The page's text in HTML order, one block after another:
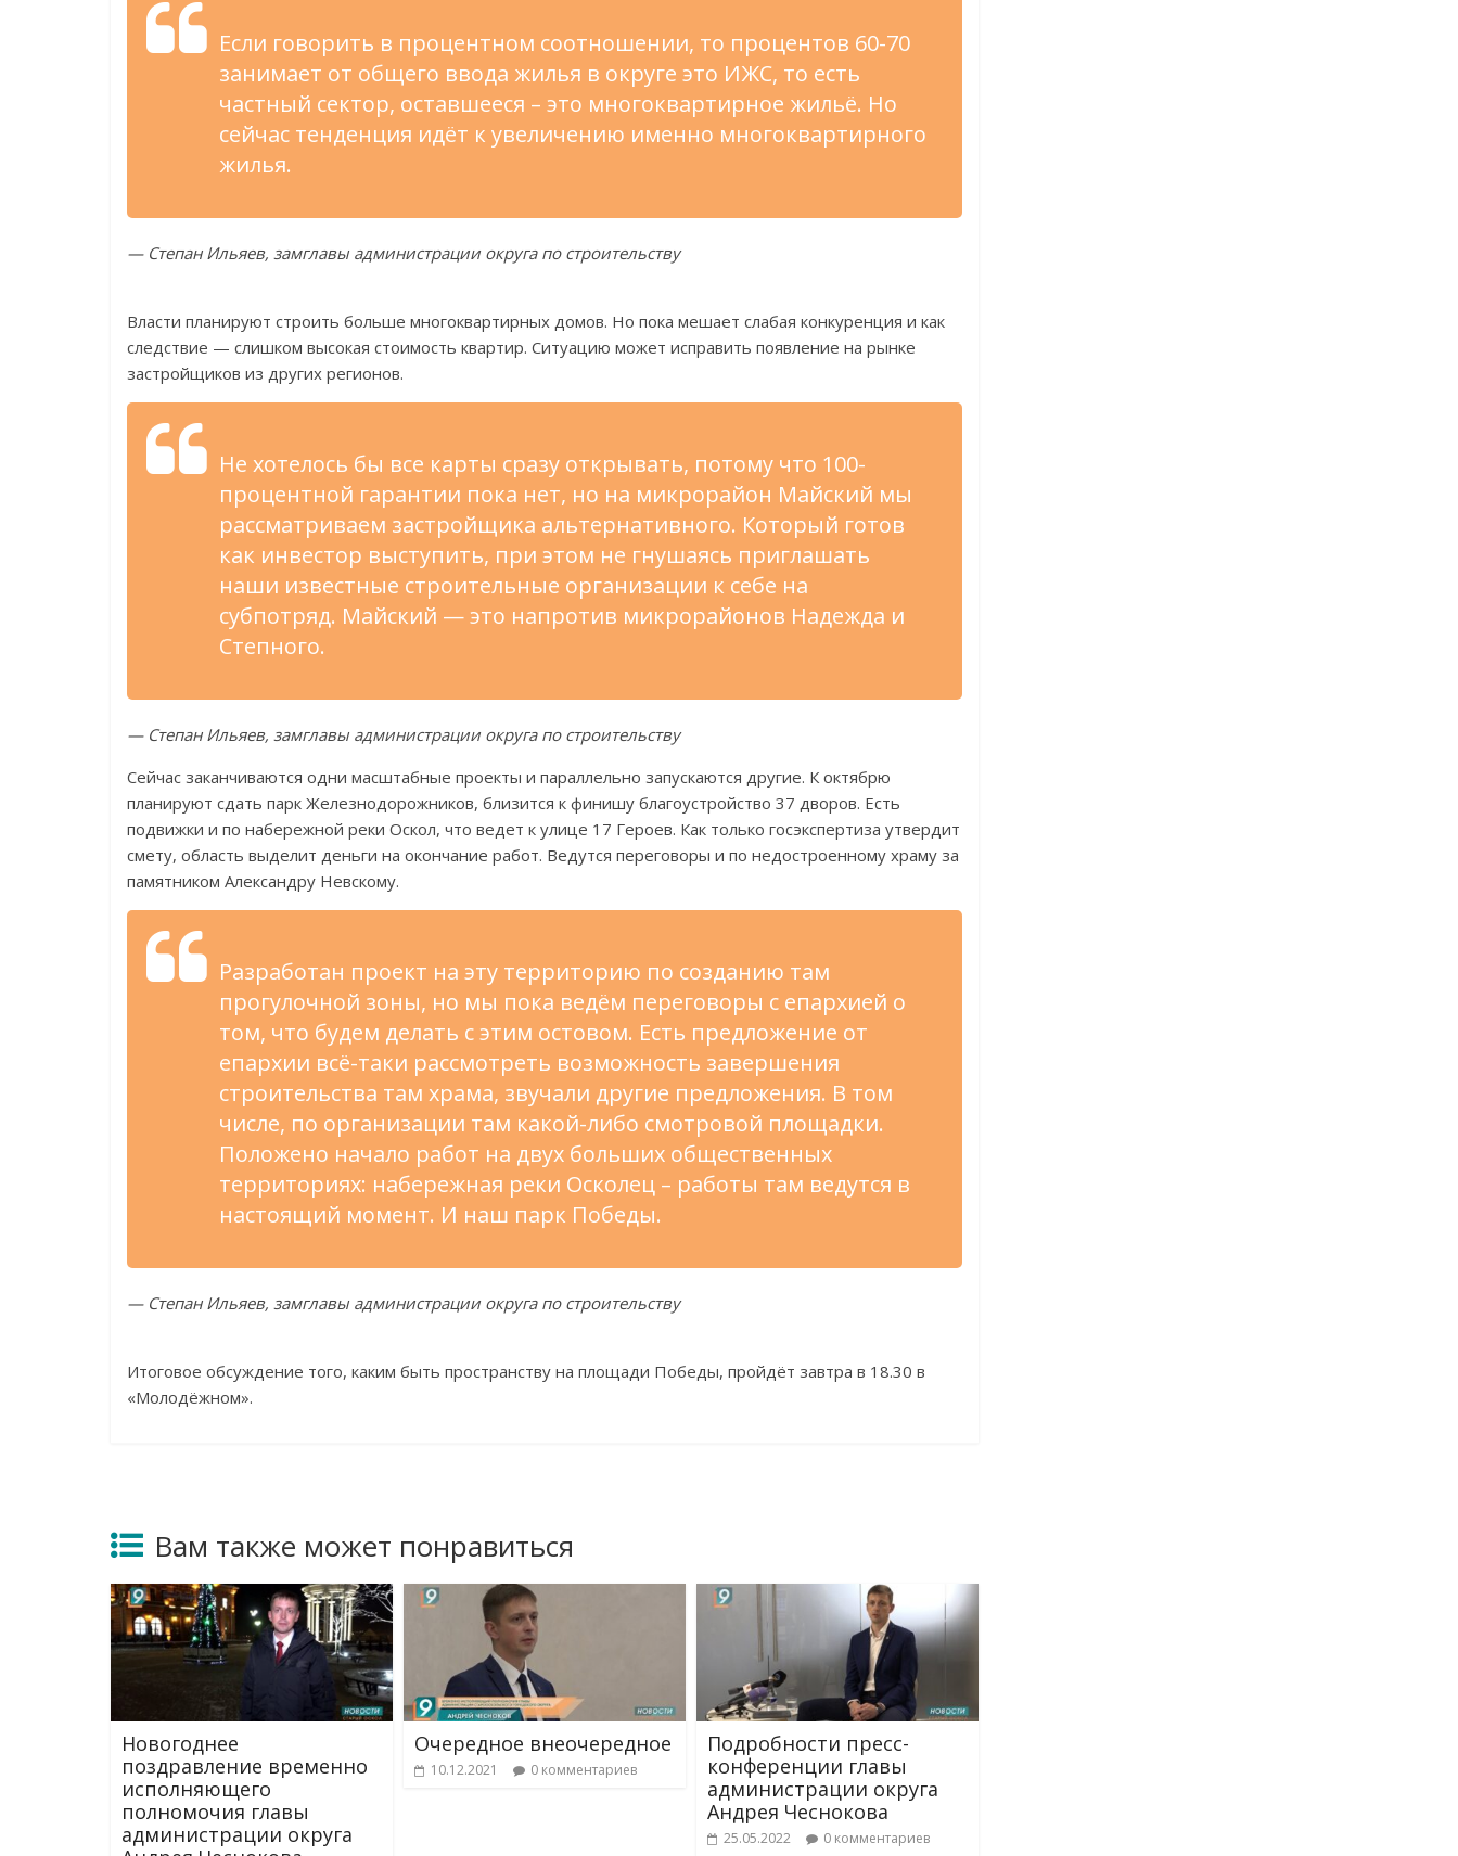
Если говорить в процентном соотношении, то процентов 60-70
занимает от общего ввода жилья в округе это ИЖС, то есть
частный сектор, оставшееся – это многоквартирное жильё. Но
сейчас тенденция идёт к увеличению именно многоквартирного
жилья.
— Степан Ильяев, замглавы администрации округа по строительству
Власти планируют строить больше многоквартирных домов. Но пока мешает слабая конкуренция и как
следствие — слишком высокая стоимость квартир. Ситуацию может исправить появление на рынке
застройщиков из других регионов.
Не хотелось бы все карты сразу открывать, потому что 100-
процентной гарантии пока нет, но на микрорайон Майский мы
рассматриваем застройщика альтернативного. Который готов
как инвестор выступить, при этом не гнушаясь приглашать
наши известные строительные организации к себе на
субпотряд. Майский — это напротив микрорайонов Надежда и
Степного.
— Степан Ильяев, замглавы администрации округа по строительству
Сейчас заканчиваются одни масштабные проекты и параллельно запускаются другие. К октябрю
планируют сдать парк Железнодорожников, близится к финишу благоустройство 37 дворов. Есть
подвижки и по набережной реки Оскол, что ведет к улице 17 Героев. Как только госэкспертиза утвердит
смету, область выделит деньги на окончание работ. Ведутся переговоры и по недостроенному храму за
памятником Александру Невскому.
Разработан проект на эту территорию по созданию там
прогулочной зоны, но мы пока ведём переговоры с епархией о
том, что будем делать с этим остовом. Есть предложение от
епархии всё-таки рассмотреть возможность завершения
строительства там храма, звучали другие предложения. В том
числе, по организации там какой-либо смотровой площадки.
Положено начало работ на двух больших общественных
территориях: набережная реки Осколец – работы там ведутся в
настоящий момент. И наш парк Победы.
— Степан Ильяев, замглавы администрации округа по строительству
Итоговое обсуждение того, каким быть пространству на площади Победы, пройдёт завтра в 18.30 в
«Молодёжном».
Вам также может понравиться
Новогоднее
поздравление временно
исполняющего
полномочия главы
администрации округа
Очередное внеочередное
10.12.2021 0 комментариев
Подробности пресс-
конференции главы
администрации округа
Андрея Чеснокова
25.05.2022 0 комментариев